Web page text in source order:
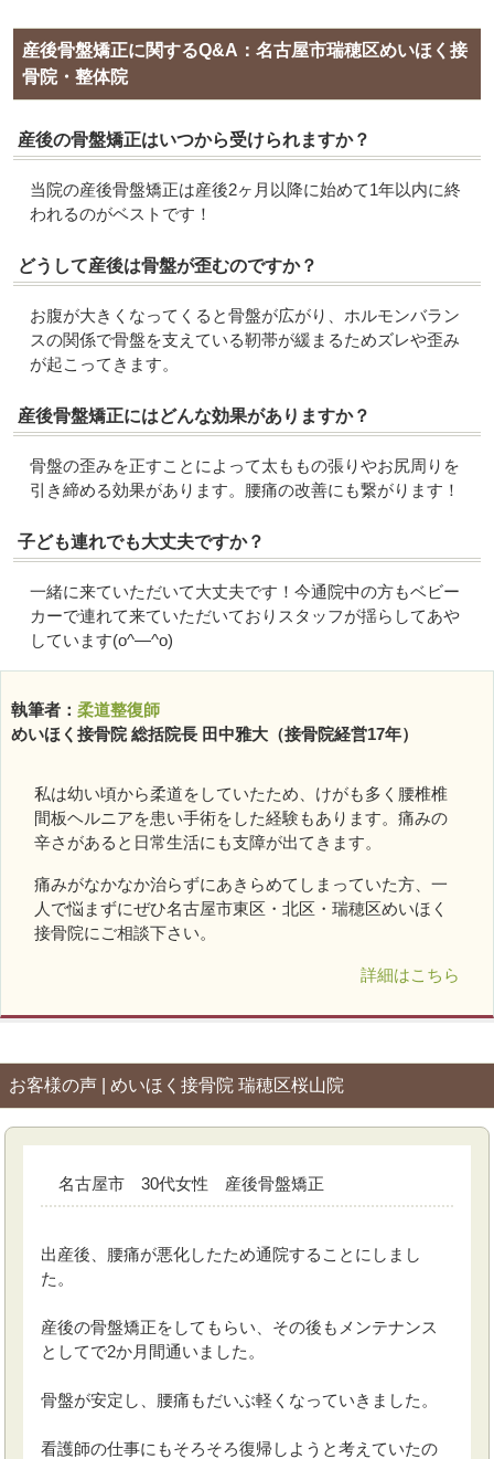
産後骨盤矯正に関するQ&A：名古屋市瑞穂区めいほく接
骨院・整体院
産後の骨盤矯正はいつから受けられますか？
当院の産後骨盤矯正は産後2ヶ月以降に始めて1年以内に終
われるのがベストです！
どうして産後は骨盤が歪むのですか？
お腹が大きくなってくると骨盤が広がり、ホルモンバラン
スの関係で骨盤を支えている靭帯が緩まるためズレや歪み
が起こってきます。
産後骨盤矯正にはどんな効果がありますか？
骨盤の歪みを正すことによって太ももの張りやお尻周りを
引き締める効果があります。腰痛の改善にも繋がります！
子ども連れでも大丈夫ですか？
一緒に来ていただいて大丈夫です！今通院中の方もベビー
カーで連れて来ていただいておりスタッフが揺らしてあや
しています(o^―^o)
執筆者： 柔道整復師
めいほく接骨院 総括院長 田中雅大（接骨院経営17年）
私は幼い頃から柔道をしていたため、けがも多く腰椎椎
間板ヘルニアを患い手術をした経験もあります。痛みの
辛さがあると日常生活にも支障が出てきます。
痛みがなかなか治らずにあきらめてしまっていた方、一
人で悩まずにぜひ名古屋市東区・北区・瑞穂区めいほく
接骨院にご相談下さい。
詳細はこちら
お客様の声 | めいほく接骨院 瑞穂区桜山院
名古屋市 30代女性 産後骨盤矯正
出産後、腰痛が悪化したため通院することにしまし
た。
産後の骨盤矯正をしてもらい、その後もメンテナンス
としてで2か月間通いました。
骨盤が安定し、腰痛もだいぶ軽くなっていきました。
看護師の仕事にもそろそろ復帰しようと考えていたの